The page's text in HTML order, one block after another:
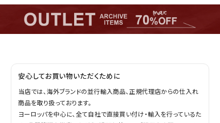
お問い合わせ
安心してお買い物いただくために
当店では、海外ブランドの並行輸入商品、正規代理店からの仕入れ
商品を取り扱っております。
ヨーロッパを中心に、全て自社で直接買い付け・輸入を行っているた